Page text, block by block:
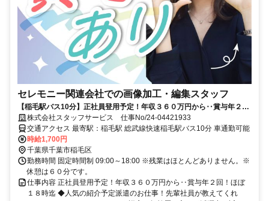
セレモニー関連会社での画像加工・編集スタッフ
【稲毛駅バス10分】正社員登用予定！年収３６０万円から‥賞与年２
回！ほぼ１８時迄
株式会社スタッフサービス 仕事No/24-04421933
交通アクセス 最寄駅：稲毛駅 総武線快速稲毛駅バス10分 車通勤可能
時給1,700円
千葉県千葉市稲毛区
勤務時間 固定時間制 09:00～18:00 ※残業はほとんどありません。※
休憩は６０分です。
仕事内容 正社員登用予定！年収３６０万円から‥賞与年２回！ほぼ
１８時迄 ◆人気の紹介予定派遣のお仕事！先輩社員が教えてくれ